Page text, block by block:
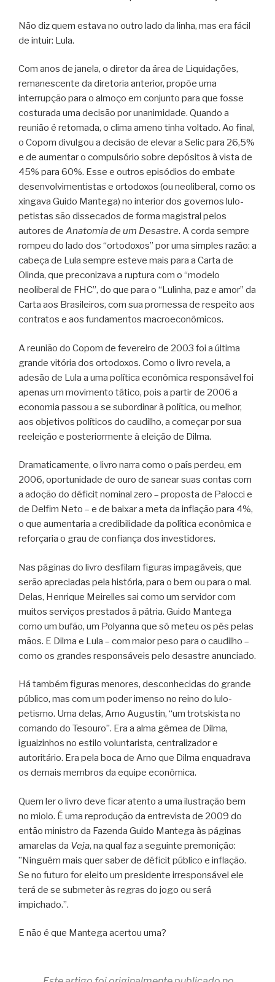
Não diz quem estava no outro lado da linha, mas era fácil
de intuir: Lula.
Com anos de janela, o diretor da área de Liquidações,
remanescente da diretoria anterior, propõe uma
interrupção para o almoço em conjunto para que fosse
costurada uma decisão por unanimidade. Quando a
reunião é retomada, o clima ameno tinha voltado. Ao final,
o Copom divulgou a decisão de elevar a Selic para 26,5%
e de aumentar o compulsório sobre depósitos à vista de
45% para 60%. Esse e outros episódios do embate
desenvolvimentistas e ortodoxos (ou neoliberal, como os
xingava Guido Mantega) no interior dos governos lulo-
petistas são dissecados de forma magistral pelos
autores de Anatomia de um Desastre. A corda sempre
rompeu do lado dos “ortodoxos” por uma simples razão: a
cabeça de Lula sempre esteve mais para a Carta de
Olinda, que preconizava a ruptura com o “modelo
neoliberal de FHC”, do que para o “Lulinha, paz e amor” da
Carta aos Brasileiros, com sua promessa de respeito aos
contratos e aos fundamentos macroeconômicos.
A reunião do Copom de fevereiro de 2003 foi a última
grande vitória dos ortodoxos. Como o livro revela, a
adesão de Lula a uma política econômica responsável foi
apenas um movimento tático, pois a partir de 2006 a
economia passou a se subordinar à política, ou melhor,
aos objetivos políticos do caudilho, a começar por sua
reeleição e posteriormente à eleição de Dilma.
Dramaticamente, o livro narra como o país perdeu, em
2006, oportunidade de ouro de sanear suas contas com
a adoção do déficit nominal zero – proposta de Palocci e
de Delfim Neto – e de baixar a meta da inflação para 4%,
o que aumentaria a credibilidade da política econômica e
reforçaria o grau de confiança dos investidores.
Nas páginas do livro desfilam figuras impagáveis, que
serão apreciadas pela história, para o bem ou para o mal.
Delas, Henrique Meirelles sai como um servidor com
muitos serviços prestados à pátria. Guido Mantega
como um bufão, um Polyanna que só meteu os pés pelas
mãos. E Dilma e Lula – com maior peso para o caudilho –
como os grandes responsáveis pelo desastre anunciado.
Há também figuras menores, desconhecidas do grande
público, mas com um poder imenso no reino do lulo-
petismo. Uma delas, Arno Augustin, “um trotskista no
comando do Tesouro”. Era a alma gêmea de Dilma,
iguaizinhos no estilo voluntarista, centralizador e
autoritário. Era pela boca de Arno que Dilma enquadrava
os demais membros da equipe econômica.
Quem ler o livro deve ficar atento a uma ilustração bem
no miolo. É uma reprodução da entrevista de 2009 do
então ministro da Fazenda Guido Mantega às páginas
amarelas da Veja, na qual faz a seguinte premonição:
”Ninguém mais quer saber de déficit público e inflação.
Se no futuro for eleito um presidente irresponsável ele
terá de se submeter às regras do jogo ou será
impichado.”.
E não é que Mantega acertou uma?